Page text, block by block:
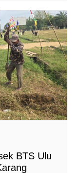
BTS Ulu